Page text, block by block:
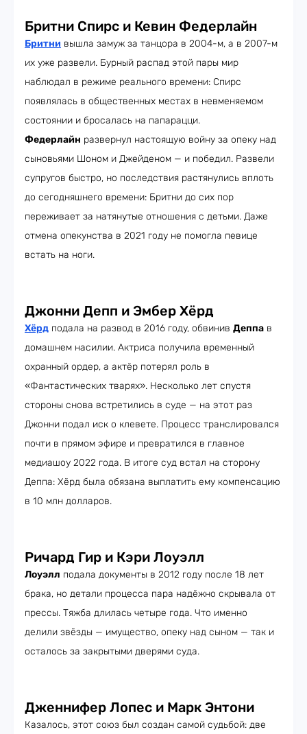
Бритни Спирс и Кевин Федерлайн
Бритни вышла замуж за танцора в 2004-м, а в 2007-м
их уже развели. Бурный распад этой пары мир
наблюдал в режиме реального времени: Спирс
появлялась в общественных местах в невменяемом
состоянии и бросалась на папарацци.
Федерлайн развернул настоящую войну за опеку над
сыновьями Шоном и Джейденом — и победил. Развели
супругов быстро, но последствия растянулись вплоть
до сегодняшнего времени: Бритни до сих пор
переживает за натянутые отношения с детьми. Даже
отмена опекунства в 2021 году не помогла певице
встать на ноги.
Джонни Депп и Эмбер Хёрд
Хёрд подала на развод в 2016 году, обвинив Деппа в
домашнем насилии. Актриса получила временный
охранный ордер, а актёр потерял роль в
«Фантастических тварях». Несколько лет спустя
стороны снова встретились в суде — на этот раз
Джонни подал иск о клевете. Процесс транслировался
почти в прямом эфире и превратился в главное
медиашоу 2022 года. В итоге суд встал на сторону
Деппа: Хёрд была обязана выплатить ему компенсацию
в 10 млн долларов.
Ричард Гир и Кэри Лоуэлл
Лоуэлл подала документы в 2012 году после 18 лет
брака, но детали процесса пара надёжно скрывала от
прессы. Тяжба длилась четыре года. Что именно
делили звёзды — имущество, опеку над сыном — так и
осталось за закрытыми дверями суда.
Дженнифер Лопес и Марк Энтони
Казалось, этот союз был создан самой судьбой: две